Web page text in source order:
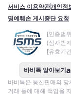
서비스 이용약관개인정
명예훼손 게시중단 요청
[인증범
(심사받
[유효기
바비톡 알아보기
바비톡은 통신판매의
거래 등에 대해 책임을